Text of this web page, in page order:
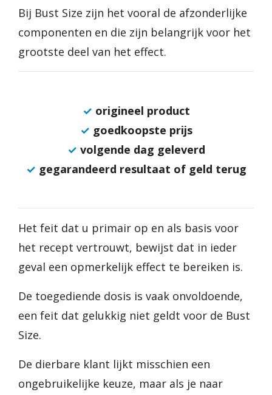
Bij Bust Size zijn het vooral de afzonderlijke
componenten en die zijn belangrijk voor het
grootste deel van het effect.
✓ origineel product
✓ goedkoopste prijs
✓ volgende dag geleverd
✓ gegarandeerd resultaat of geld terug
Het feit dat u primair op en als basis voor
het recept vertrouwt, bewijst dat in ieder
geval een opmerkelijk effect te bereiken is.
De toegediende dosis is vaak onvoldoende,
een feit dat gelukkig niet geldt voor de Bust
Size.
De dierbare klant lijkt misschien een
ongebruikelijke keuze, maar als je naar